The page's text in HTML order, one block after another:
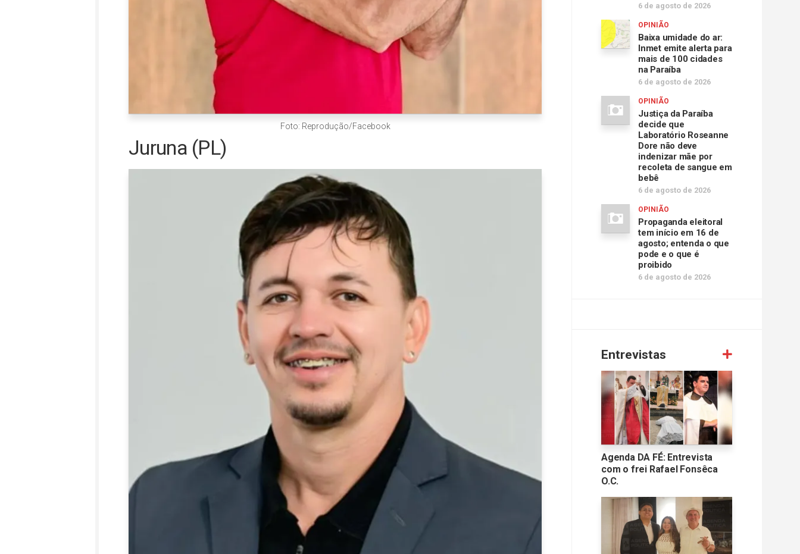
Foto: Reprodução/Facebook
Juruna (PL)
6 de agosto de 2026
OPINIÃO
Baixa umidade do ar:
Inmet emite alerta para
mais de 100 cidades
na Paraíba
6 de agosto de 2026
OPINIÃO
Justiça da Paraíba
decide que
Laboratório Roseanne
Dore não deve
indenizar mãe por
recoleta de sangue em
bebê
6 de agosto de 2026
OPINIÃO
Propaganda eleitoral
tem início em 16 de
agosto; entenda o que
pode e o que é
proibido
6 de agosto de 2026
Entrevistas
Agenda DA FÉ: Entrevista
com o frei Rafael Fonsêca
O.C.